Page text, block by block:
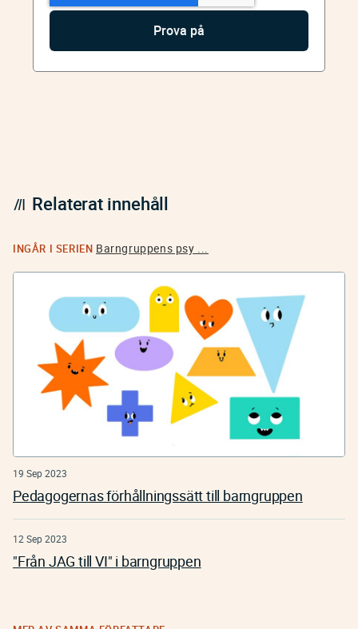
Relaterat innehåll
INGÅR I SERIEN Barngruppens psy ...
19 Sep 2023
Pedagogernas förhållningssätt till barngruppen
12 Sep 2023
"Från JAG till VI" i barngruppen